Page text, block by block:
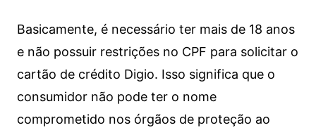
Basicamente, é necessário ter mais de 18 anos
e não possuir restrições no CPF para solicitar o
cartão de crédito Digio. Isso significa que o
consumidor não pode ter o nome
comprometido nos órgãos de proteção ao